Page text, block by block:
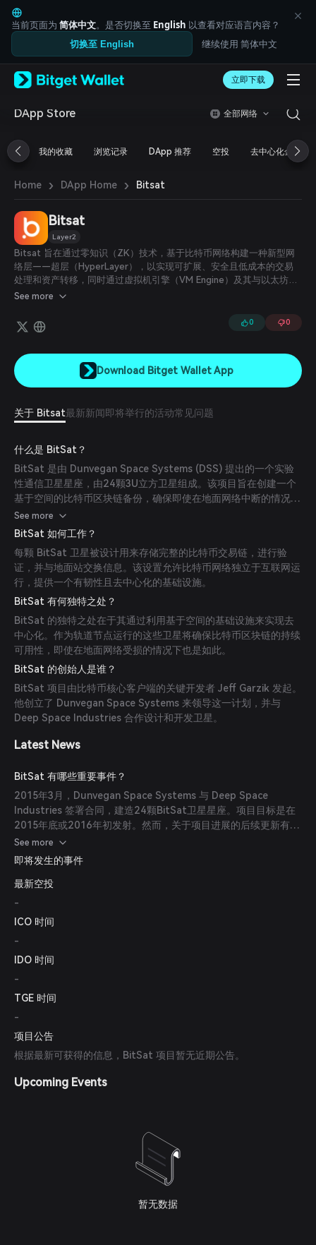
English
日本語
Tiếng Việt
Русский
Español (Latinoamérica)
Türkçe
Français
简体中文
繁體中文
Bahasa Indonesia
ภาษาไทย
العربية
বাংলা
Español
Português (Brasil)
Español (Argentina)
当前页面为 简体中文。是否切换至 English 以查看对应语言内容？
切换至 English 继续使用 简体中文
立即下载
DApp Store 全部网络
我的收藏 浏览记录 DApp 推荐 空投 去中心化金融
Home › DApp Home › Bitsat
Bitsat
Layer2
Bitsat 旨在通过零知识（ZK）技术，基于比特币网络构建一种新型网
络层——超层（HyperLayer），以实现可扩展、安全且低成本的交易
处理和资产转移，同时通过虚拟机引擎（VM Engine）及其与以太坊虚
拟机（EVM）生态的兼容性，为比特币生态系统赋能智能合约功能。
See more
0 0
Download Bitget Wallet App
关于 Bitsat最新新闻即将举行的活动常见问题
什么是 BitSat？
BitSat 是由 Dunvegan Space Systems (DSS) 提出的一个实验
性通信卫星星座，由24颗3U立方卫星组成。该项目旨在创建一个
基于空间的比特币区块链备份，确保即使在地面网络中断的情况下
也能保持其可用性。
See more
BitSat 如何工作？
每颗 BitSat 卫星被设计用来存储完整的比特币交易链，进行验
证，并与地面站交换信息。该设置允许比特币网络独立于互联网运
行，提供一个有韧性且去中心化的基础设施。
BitSat 有何独特之处？
BitSat 的独特之处在于其通过利用基于空间的基础设施来实现去
中心化。作为轨道节点运行的这些卫星将确保比特币区块链的持续
可用性，即使在地面网络受损的情况下也是如此。
BitSat 的创始人是谁？
BitSat 项目由比特币核心客户端的关键开发者 Jeff Garzik 发起。
他创立了 Dunvegan Space Systems 来领导这一计划，并与
Deep Space Industries 合作设计和开发卫星。
Latest News
BitSat 有哪些重要事件？
2015年3月，Dunvegan Space Systems 与 Deep Space
Industries 签署合同，建造24颗BitSat卫星星座。项目目标是在
2015年底或2016年初发射。然而，关于项目进展的后续更新有
限。
See more
即将发生的事件
最新空投
-
ICO 时间
-
IDO 时间
-
TGE 时间
-
项目公告
根据最新可获得的信息，BitSat 项目暂无近期公告。
Upcoming Events
暂无数据